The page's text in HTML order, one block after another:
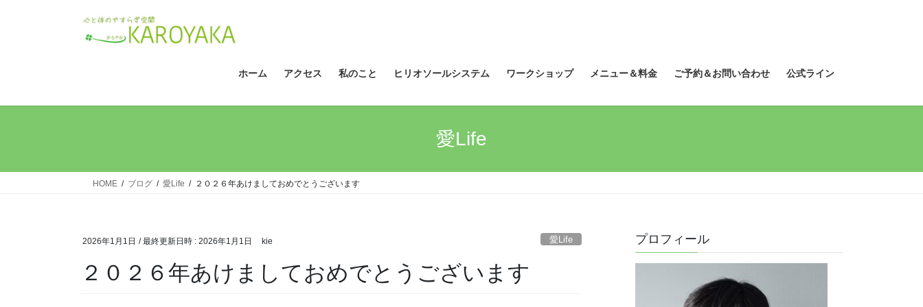
ス
ン
ホーム アクセス 私のこと ヒリオソールシステム ワークショップ メニュー＆料金 ご予約＆お問い合わせ 公式ライン
愛Life
HOME ブログ 愛Life ２０２６年あけましておめでとうございます
2026年1月1日 / 最終更新日時 : 2026年1月1日 kie 愛Life
２０２６年あけましておめでとうございます
プロフィール